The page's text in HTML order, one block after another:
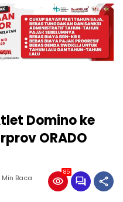
Domino ke
ORADO
Min Baca
85